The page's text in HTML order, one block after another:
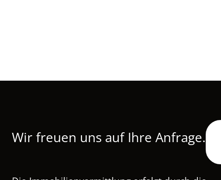
Immobilienberater
Wir freuen uns auf Ihre Anfrage.